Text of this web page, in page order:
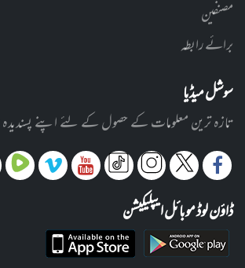
مصنفین
برائے رابطہ
سوشل میڈیا
تازہ ترین معلومات کے حصول کے لئے اپنے پسندیدہ
ڈاؤن لوڈ موبائل ایپلیکیشن